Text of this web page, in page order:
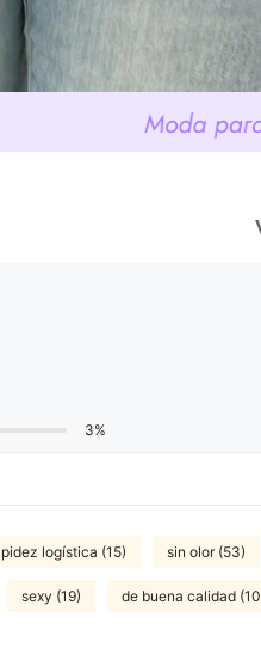
3%
logística (15) sin olor (53)
sexy (19) de buena calidad